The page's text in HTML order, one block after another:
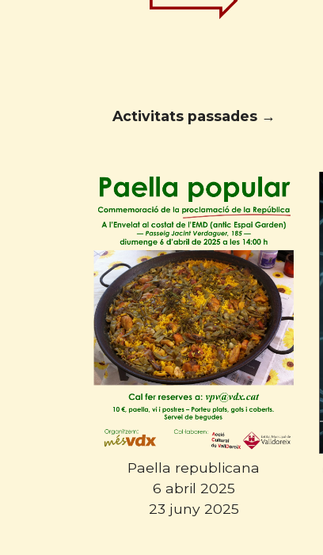
Activitats passades →
Paella republicana
6 abril 2025
23 juny 2025